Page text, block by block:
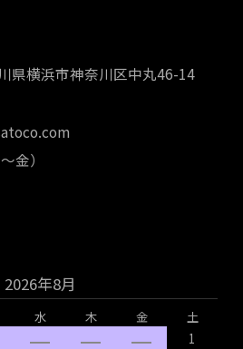
県横浜市神奈川区中丸46-14
金）
2026年8月
水 木 金
土
1